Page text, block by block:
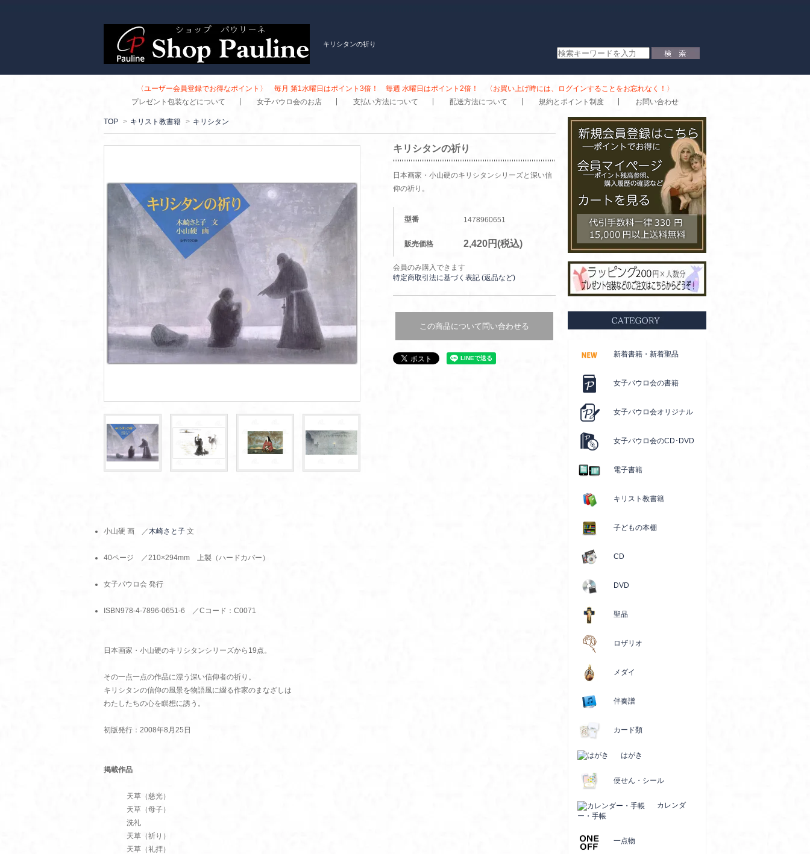
キリシタンの祈り
〈ユーザー会員登録でお得なポイント〉 毎月 第1水曜日はポイント3倍！ 毎週 水曜日はポイント2倍！ 〈お買い上げ時には、ログインすることをお忘れなく！〉
プレゼント包装などについて
女子パウロ会のお店 支払い方法について 配送方法について 規約とポイント制度 お問い合わせ
TOP > キリスト教書籍 > キリシタン
キリシタンの祈り
日本画家・小山硬のキリシタンシリーズと深い信
仰の祈り。
型番 1478960651
販売価格 2,420円(税込)
会員のみ購入できます
特定商取引法に基づく表記 (返品など)
この商品について問い合わせる
小山硬 画 ／木崎さと子 文
40ページ ／210×294mm 上製（ハードカバー）
女子パウロ会 発行
ISBN978-4-7896-0651-6 ／Cコード：C0071
日本画家・小山硬のキリシタンシリーズから19点。
その一点一点の作品に漂う深い信仰者の祈り。
キリシタンの信仰の風景を物語風に綴る作家のまなざしは
わたしたちの心を瞑想に誘う。
初版発行：2008年8月25日
掲載作品
天草（慈光）
天草（母子）
洗礼
天草（祈り）
天草（礼拝）
新着書籍・新着聖品
女子パウロ会の書籍
女子パウロ会オリジナル
女子パウロ会のCD･DVD
電子書籍
キリスト教書籍
子どもの本棚
CD
DVD
聖品
ロザリオ
メダイ
伴奏譜
カード類
はがき
便せん・シール
カレンダ
ー・手帳
一点物